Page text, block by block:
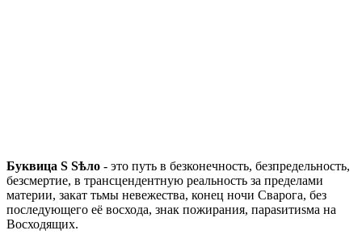
Буквица Ѕ Ѕѣло - это путь в безконечность, безпредельность,
безсмертие, в трансцендентную реальность за пределами
материи, закат тьмы невежества, конец ночи Сварога, без
последующего её восхода, знак пожирания, параsитиsма на
Восходящих.